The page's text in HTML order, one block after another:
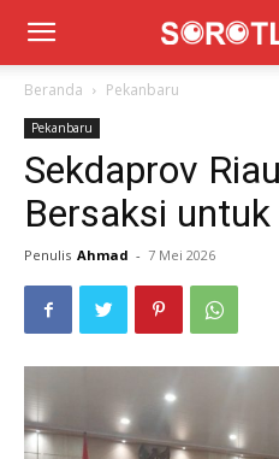
Beranda Pekanbaru
Pekanbaru
Sekdaprov
Bersaksi
Penulis Ahmad - 7 Mei 2026